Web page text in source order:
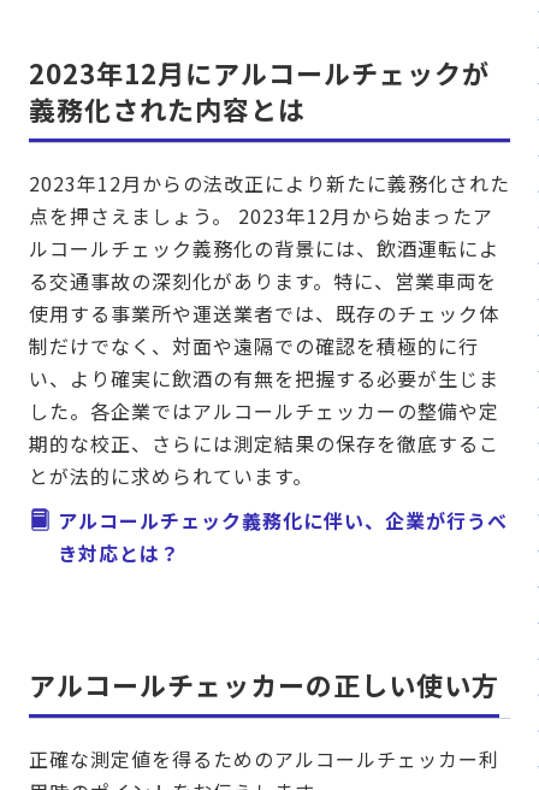
2023年12月にアルコールチェックが
義務化された内容とは
2023年12月からの法改正により新たに義務化された
点を押さえましょう。 2023年12月から始まったア
ルコールチェック義務化の背景には、飲酒運転によ
る交通事故の深刻化があります。特に、営業車両を
使用する事業所や運送業者では、既存のチェック体
制だけでなく、対面や遠隔での確認を積極的に行
い、より確実に飲酒の有無を把握する必要が生じま
した。各企業ではアルコールチェッカーの整備や定
期的な校正、さらには測定結果の保存を徹底するこ
とが法的に求められています。
アルコールチェック義務化に伴い、企業が行うべ
き対応とは？
アルコールチェッカーの正しい使い方
正確な測定値を得るためのアルコールチェッカー利